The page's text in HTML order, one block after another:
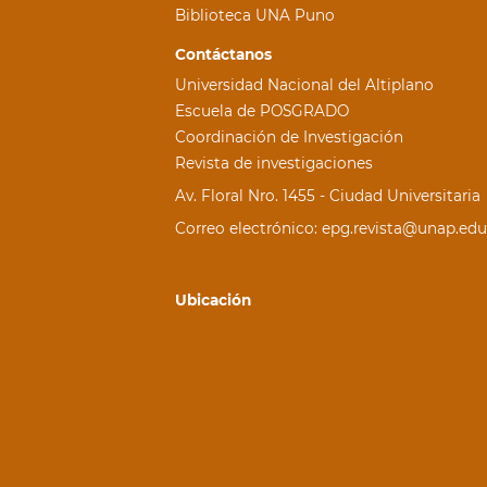
Biblioteca UNA Puno
Contáctanos
Universidad Nacional del Altiplano
Escuela de POSGRADO
Coordinación de Investigación
Revista de investigaciones
Av. Floral Nro. 1455 - Ciudad Universitaria
Correo electrónico:
Ubicación